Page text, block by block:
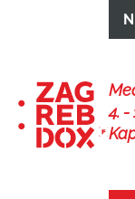
4. -